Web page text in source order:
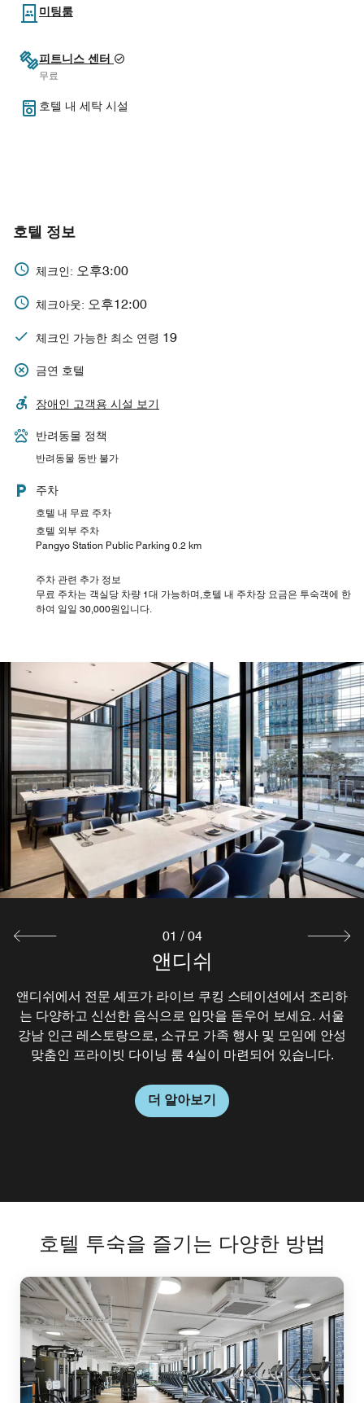
미팅룸
피트니스 센터
무료
호텔 내 세탁 시설
호텔 정보
체크인: 오후3:00
체크아웃: 오후12:00
체크인 가능한 최소 연령 19
금연 호텔
장애인 고객용 시설 보기
반려동물 정책
반려동물 동반 불가
주차
호텔 내 무료 주차
호텔 외부 주차
Pangyo Station Public Parking 0.2 km
주차 관련 추가 정보
무료 주차는 객실당 차량 1대 가능하며,호텔 내 주차장 요금은 투숙객에 한
하여 일일 30,000원입니다.
앤디쉬
앤디쉬에서 전문 셰프가 라이브 쿠킹 스테이션에서 조리하
는 다양하고 신선한 음식으로 입맛을 돋우어 보세요. 서울
강남 인근 레스토랑으로, 소규모 가족 행사 및 모임에 안성
맞춤인 프라이빗 다이닝 룸 4실이 마련되어 있습니다.
더 알아보기
제로비티
제로비티는 유럽의 매력과 동서양의 요소가 어우러진 도시
적 감성의 비스트로로, 현대적인 감각을 더해 세련되면서도
캐주얼한 다이닝을 선보입니다. 낮과 밤이 공존하는 판교 호
텔 레스토랑 제로비티만의 매력적인 분위기를 경험해 보세
더 알아보기
부스트
호텔 최상층에 위치한 루프탑 바 부스트는 새로운 차원의 공
간으로 이동한 듯한 다채롭고 색다른 경험을 선사합니다. 생
동감 있는 공간 속에서 부스트만의 시그니처 칵테일과 위스
키, 와인 그리고 그에 어울리는 다양한 안주류를 판교 도심
더 알아보기
조선 델리
조선 델리는 조선 호텔의 110년 노하우를 바탕으로 다양한
베이커리를 선보이는 판교 델리입니다. 조선 호텔의 풍미 가
득한 시그니처 커피 브랜드이자 베이커리에 잘 어울리는 비
벤떼 커피도 판매합니다.
더 알아보기
01 / 04
호텔 투숙을 즐기는 다양한 방법